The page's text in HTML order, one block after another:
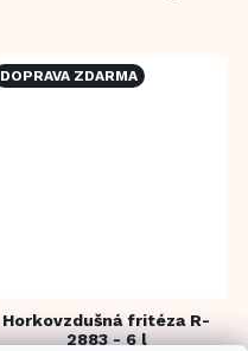
DOPRAVA ZDARMA
Horkovzdušná fritéza R-
2883 - 6 l